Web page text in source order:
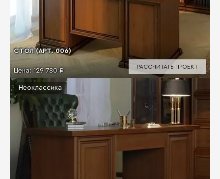
СТОЛ (АРТ. 006)
Цена: 129 780 ₽
РАССЧИТАТЬ ПРОЕКТ
Неоклассика